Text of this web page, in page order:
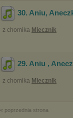
30. Aniu,
z chomika Miecznik
29. Aniu ,
z chomika Miecznik
« poprzednia strona